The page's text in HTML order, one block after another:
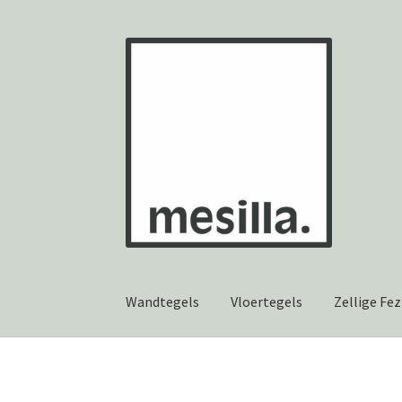
Ga
Ga
Wandtegels Vloertegels Zellige Fez